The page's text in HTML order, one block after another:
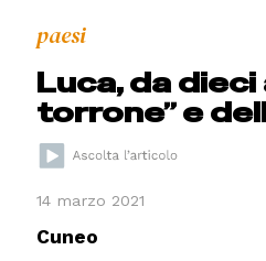
paesi
Luca, da dieci
torrone” e
14 marzo 2021
Cuneo